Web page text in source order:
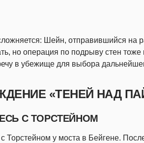
Шейн, отправившийся на
но операция по подрыву стен тоже
в убежище для выбора
«ТЕНЕЙ НАД
С ТОРСТЕЙНОМ
с Торстейном у моста в Бейгене.